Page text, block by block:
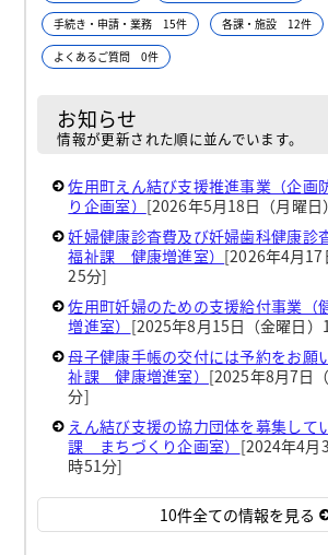
手続き・申請・業務 15件
各課・施設 12件
よくあるご質問 0件
お知らせ
情報が更新された順に並んでいます。
佐用町えん結び支援推進事業（企
り企画室） [2026年5月18日（月曜
妊婦健康診査費及び妊婦歯科健康診
福祉課 健康増進室） [2026年4月17
25分]
佐用町妊婦のための支援給付事業
増進室） [2025年8月15日（金曜日
母子健康手帳の交付には予約をお願
祉課 健康増進室） [2025年8月7日
分]
えん結び支援の協力団体を募集して
課 まちづくり企画室） [2024年4月
時51分]
10件全ての情報を見る